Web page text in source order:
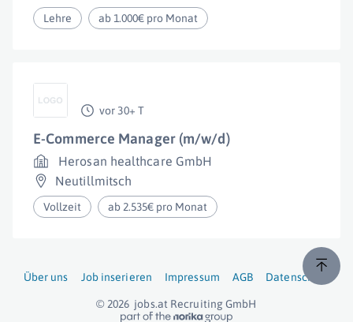
Lehre ab 1.000€ pro Monat
vor 30+ T
E-Commerce Manager (m/w/d)
Herosan healthcare GmbH
Neutillmitsch
Vollzeit ab 2.535€ pro Monat
Über uns Job inserieren Impressum AGB Datenschutz
© 2026 jobs.at Recruiting GmbH